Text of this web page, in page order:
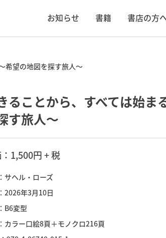
お知らせ 書籍 書店の方
希望の地図を探す旅人～
ることから、すべては始ま
す旅人～
1,500円 + 税
サヘル・ローズ
2026年3月10日
B6変型
カラー口絵8頁＋モノクロ216頁